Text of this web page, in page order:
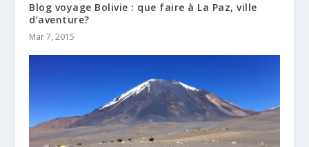
Blog voyage Bolivie : que faire à La Paz, ville
d’aventure?
Mar 7, 2015